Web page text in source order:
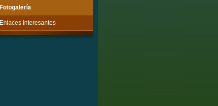
Fotogalería
Enlaces interesantes